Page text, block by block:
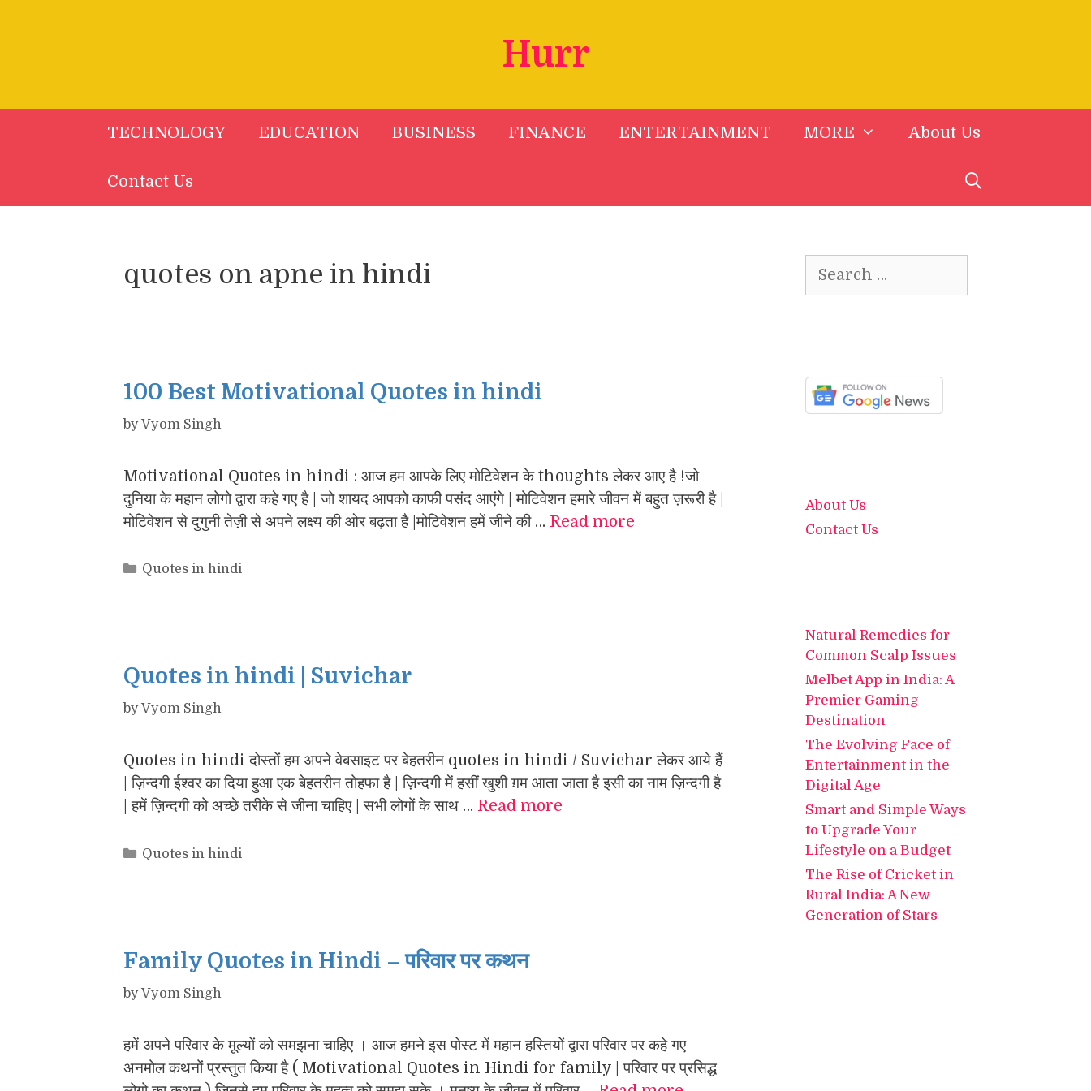
Hurr
TECHNOLOGY EDUCATION BUSINESS FINANCE ENTERTAINMENT MORE About Us
Contact Us
quotes on apne in hindi
100 Best Motivational Quotes in hindi
byVyom Singh
Motivational Quotes in hindi : आज हम आपके लिए मोटिवेशन के thoughts लेकर आए है !जो
दुनिया के महान लोगो द्वारा कहे गए है | जो शायद आपको काफी पसंद आएंगे | मोटिवेशन हमारे जीवन में बहुत ज़रूरी है |
मोटिवेशन से दुगुनी तेज़ी से अपने लक्ष्य की ओर बढ़ता है |मोटिवेशन हमें जीने की … Read more
Categories
Quotes in hindi
Quotes in hindi | Suvichar
byVyom Singh
Quotes in hindi दोस्तों हम अपने वेबसाइट पर बेहतरीन quotes in hindi / Suvichar लेकर आये हैं
| ज़िन्दगी ईश्वर का दिया हुआ एक बेहतरीन तोहफा है | ज़िन्दगी में हसीं खुशी ग़म आता जाता है इसी का नाम ज़िन्दगी है
| हमें ज़िन्दगी को अच्छे तरीके से जीना चाहिए | सभी लोगों के साथ … Read more
Categories
Quotes in hindi
Family Quotes in Hindi – परिवार पर कथन
byVyom Singh
हमें अपने परिवार के मूल्यों को समझना चाहिए । आज हमने इस पोस्ट में महान हस्तियों द्वारा परिवार पर कहे गए
अनमोल कथनों प्रस्तुत किया है ( Motivational Quotes in Hindi for family | परिवार पर प्रसिद्ध
for:
About Us
Contact Us
Natural Remedies for
Common Scalp Issues
Melbet App in India: A
Premier Gaming
Destination
The Evolving Face of
Entertainment in the
Digital Age
Smart and Simple Ways
to Upgrade Your
Lifestyle on a Budget
The Rise of Cricket in
Rural India: A New
Generation of Stars